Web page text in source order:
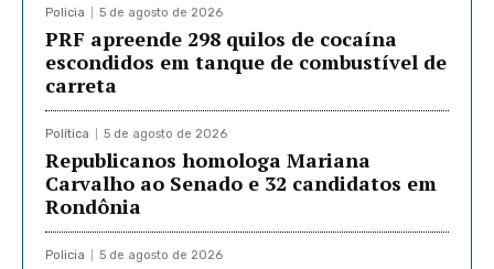
Policia 5 de agosto de 2026
PRF apreende 298 quilos de cocaína
escondidos em tanque de combustível de
carreta
Política 5 de agosto de 2026
Republicanos homologa Mariana
Carvalho ao Senado e 32 candidatos em
Rondônia
Policia 5 de agosto de 2026